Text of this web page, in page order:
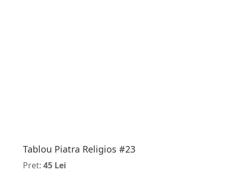
Tablou Piatra Religios #23
Pret: 45 Lei